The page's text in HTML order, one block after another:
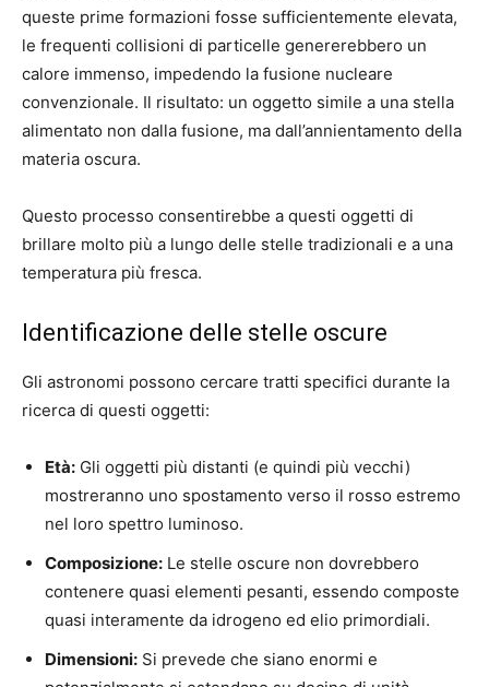
queste prime formazioni fosse sufficientemente elevata,
le frequenti collisioni di particelle genererebbero un
calore immenso, impedendo la fusione nucleare
convenzionale. Il risultato: un oggetto simile a una stella
alimentato non dalla fusione, ma dall’annientamento della
materia oscura.
Questo processo consentirebbe a questi oggetti di
brillare molto più a lungo delle stelle tradizionali e a una
temperatura più fresca.
Identificazione delle stelle oscure
Gli astronomi possono cercare tratti specifici durante la
ricerca di questi oggetti:
Età: Gli oggetti più distanti (e quindi più vecchi)
mostreranno uno spostamento verso il rosso estremo
nel loro spettro luminoso.
Composizione: Le stelle oscure non dovrebbero
contenere quasi elementi pesanti, essendo composte
quasi interamente da idrogeno ed elio primordiali.
Dimensioni: Si prevede che siano enormi e